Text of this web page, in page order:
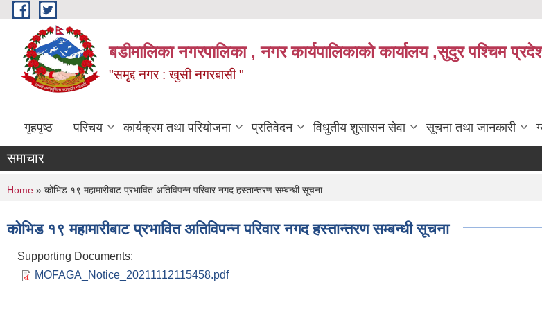
Skip to main content
बडीमालिका नगरपालिका , नगर कार्यपालिकाको कार्यालय ,सुदुर पश्चिम
"समृद्द नगर : खुसी नगरबासी "
गृहपृष्ठ परिचय कार्यक्रम तथा परियोजना प्रतिवेदन विधुतीय शुसासन सेवा सूचना तथा जानकारी
समाचार
You are here
Home » कोभिड १९ महामारीबाट प्रभावित अतिविपन्न परिवार नगद हस्तान्तरण सम्बन्धी सूचना
कोभिड १९ महामारीबाट प्रभावित अतिविपन्न परिवार नगद हस्तान्तरण सम्बन्धी सूचना
Supporting Documents:
MOFAGA_Notice_20211112115458.pdf